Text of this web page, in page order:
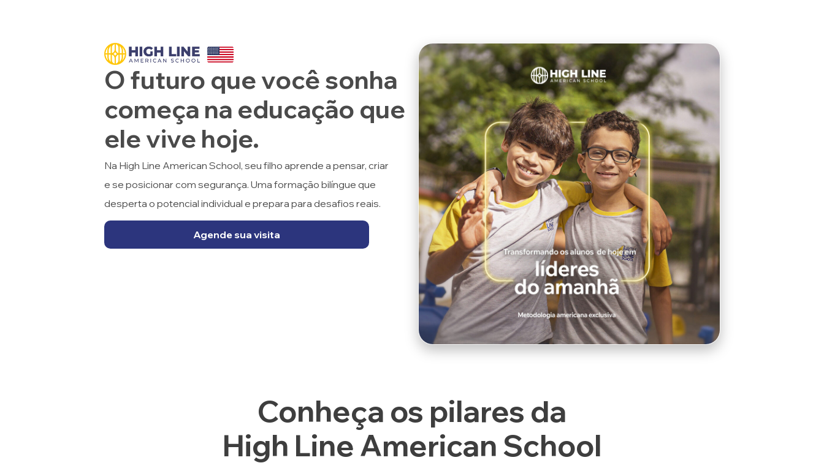
O futuro que você sonha
começa na educação que
ele vive hoje.
Na High Line American School, seu filho aprende a pensar, criar
e se posicionar com segurança. Uma formação bilíngue que
desperta o potencial individual e prepara para desafios reais.
Agende sua visita
Conheça os pilares da
High Line American School